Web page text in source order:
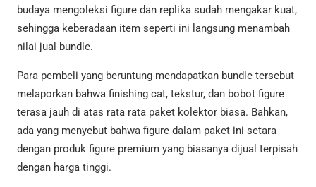
budaya mengoleksi figure dan replika sudah mengakar kuat,
sehingga keberadaan item seperti ini langsung menambah
nilai jual bundle.
Para pembeli yang beruntung mendapatkan bundle tersebut
melaporkan bahwa finishing cat, tekstur, dan bobot figure
terasa jauh di atas rata rata paket kolektor biasa. Bahkan,
ada yang menyebut bahwa figure dalam paket ini setara
dengan produk figure premium yang biasanya dijual terpisah
dengan harga tinggi.